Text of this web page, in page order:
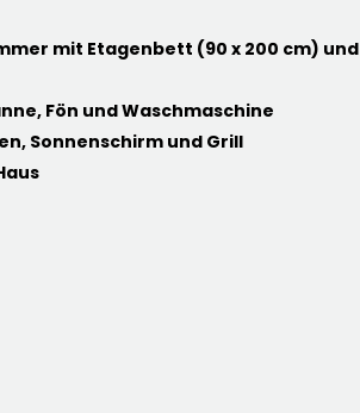
mit Etagenbett (90 x 200 cm) und
Fön und Waschmaschine
Sonnenschirm und Grill